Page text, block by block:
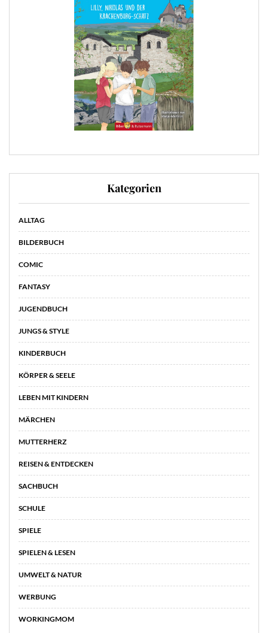
Kategorien
ALLTAG
BILDERBUCH
COMIC
FANTASY
JUGENDBUCH
JUNGS & STYLE
KINDERBUCH
KÖRPER & SEELE
LEBEN MIT KINDERN
MÄRCHEN
MUTTERHERZ
REISEN & ENTDECKEN
SACHBUCH
SCHULE
SPIELE
SPIELEN & LESEN
UMWELT & NATUR
WERBUNG
WORKINGMOM